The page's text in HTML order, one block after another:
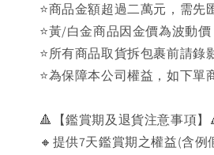
⭐商品金額超過二萬元，需先
⭐黃/白金商品因金價為波動
⭐️所有商品取貨拆包裹前請錄
⭐為保障本公司權益，如下
🔺【鑑賞期及退貨注意事項】
🔸提供7天鑑賞期之權益(含